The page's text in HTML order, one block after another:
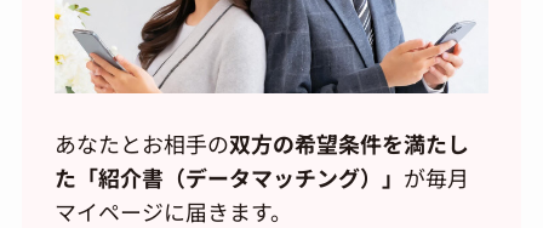
あなたとお相手の双方の希望条件を満たし
た「紹介書（データマッチング）」 が毎月
マイページに届きます。